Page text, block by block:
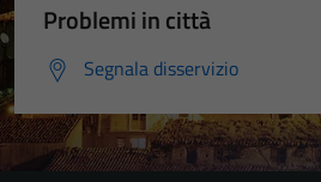
Problemi in città
Segnala disservizio